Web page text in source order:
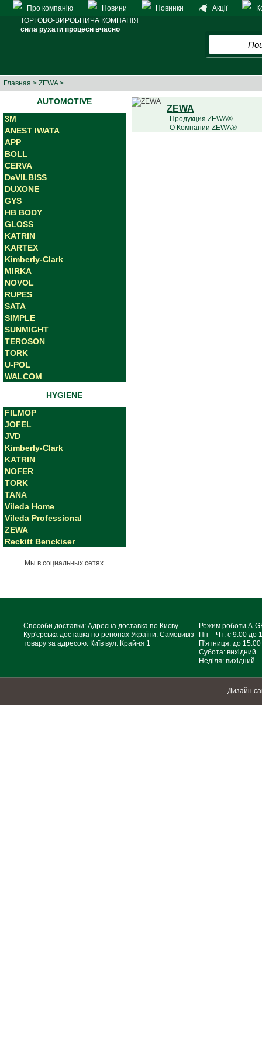
Про компанію Новини Новинки Акції
ТОРГОВО-ВИРОБНИЧА КОМПАНІЯ
сила рухати процеси вчасно
Главная > ZEWA>
AUTOMOTIVE
3M
ANEST IWATA
APP
BOLL
CERVA
DeVILBISS
DUXONE
GYS
HB BODY
GLOSS
KATRIN
KARTEX
Kimberly-Clark
MIRKA
NOVOL
RUPES
SATA
SIMPLE
SUNMIGHT
TEROSON
TORK
U-POL
WALCOM
HYGIENE
FILMOP
JOFEL
JVD
Kimberly-Clark
KATRIN
NOFER
TORK
TANA
Vileda Home
Vileda Professional
ZEWA
Reckitt Benckiser
Мы в социальных сетях
ZEWA
Продукция ZEWA®
О Компании ZEWA®
Способи доставки: Адресна доставка по Києву.
Кур'єрська доставка по регіонах України. Самовивіз
товару за адресою: Київ вул. Крайня 1
Режим роботи A-
Пн – Чт: с 9:00 до
П'ятниця: до 15:00
Субота: вихідний
Неділя: вихідний
Дизайн